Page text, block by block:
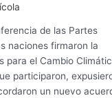
de las Partes
naciones firmaron la
para el Cambio
participaron,
un nuevo